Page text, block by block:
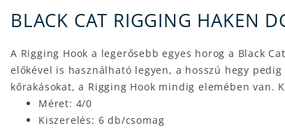
BLACK CAT RIGGING HAKEN
A Rigging Hook a legerősebb egyes horog a Black
előkével is használható legyen, a hosszú hegy
kőrakásokat, a Rigging Hook mindig elemében van.
Méret: 4/0
Kiszerelés: 6 db/csomag